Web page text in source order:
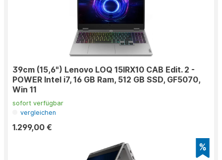
39cm (15,6") Lenovo LOQ 15IRX10 CAB Edit. 2 -
POWER Intel i7, 16 GB Ram, 512 GB SSD, GF5070,
Win 11
sofort verfügbar
vergleichen
1.299,00 €